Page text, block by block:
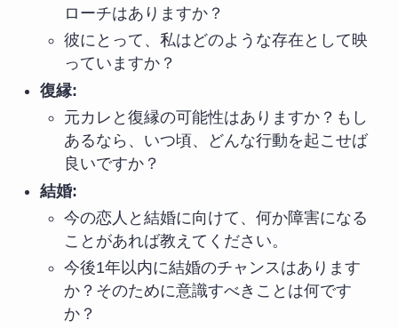
ローチはありますか？
彼にとって、私はどのような存在として映
っていますか？
復縁:
元カレと復縁の可能性はありますか？もし
あるなら、いつ頃、どんな行動を起こせば
良いですか？
結婚:
今の恋人と結婚に向けて、何か障害になる
ことがあれば教えてください。
今後1年以内に結婚のチャンスはあります
か？そのために意識すべきことは何です
か？